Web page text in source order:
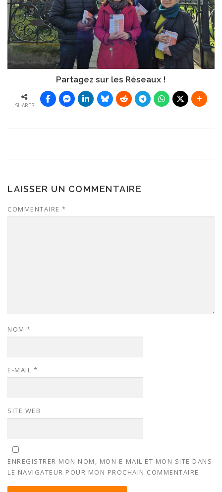
Partagez sur les Réseaux !
SHARES
LAISSER UN COMMENTAIRE
COMMENTAIRE *
NOM *
E-MAIL *
SITE WEB
ENREGISTRER MON NOM, MON E-MAIL ET MON SITE DANS
LE NAVIGATEUR POUR MON PROCHAIN COMMENTAIRE.